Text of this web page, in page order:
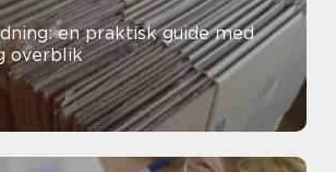
en praktisk guide med
overblik